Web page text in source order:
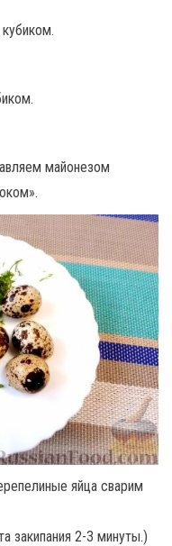
майонезом
яйца сварим
закипания 2-3 минуты.)